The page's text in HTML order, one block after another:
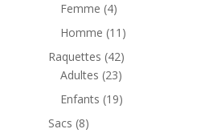
Femme (4)
Homme (11)
Raquettes (42)
Adultes (23)
Enfants (19)
Sacs (8)